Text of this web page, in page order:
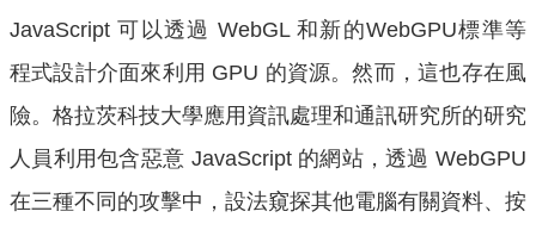
JavaScript 可以透過 WebGL 和新的WebGPU標準等
程式設計介面來利用 GPU 的資源。然而，這也存在風
險。格拉茨科技大學應用資訊處理和通訊研究所的研究
人員利用包含惡意 JavaScript 的網站，透過 WebGPU
在三種不同的攻擊中，設法窺探其他電腦有關資料、按